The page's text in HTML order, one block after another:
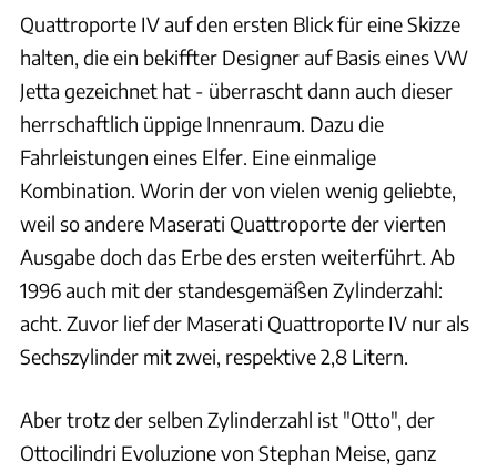
Quattroporte IV auf den ersten Blick für eine Skizze
halten, die ein bekiffter Designer auf Basis eines VW
Jetta gezeichnet hat - überrascht dann auch dieser
herrschaftlich üppige Innenraum. Dazu die
Fahrleistungen eines Elfer. Eine einmalige
Kombination. Worin der von vielen wenig geliebte,
weil so andere Maserati Quattroporte der vierten
Ausgabe doch das Erbe des ersten weiterführt. Ab
1996 auch mit der standesgemäßen Zylinderzahl:
acht. Zuvor lief der Maserati Quattroporte IV nur als
Sechszylinder mit zwei, respektive 2,8 Litern.
Aber trotz der selben Zylinderzahl ist "Otto", der
Ottocilindri Evoluzione von Stephan Meise, ganz